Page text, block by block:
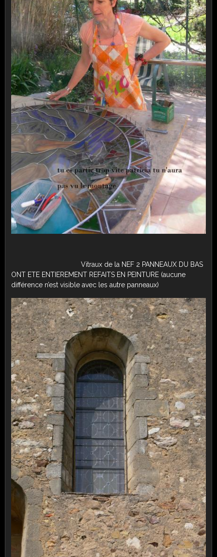
Vitraux de la NEF 2 PANNEAUX DU BAS
ONT ETE ENTIEREMENT REFAITS EN PEINTURE (aucune
différence n’est visible avec les autre panneaux)